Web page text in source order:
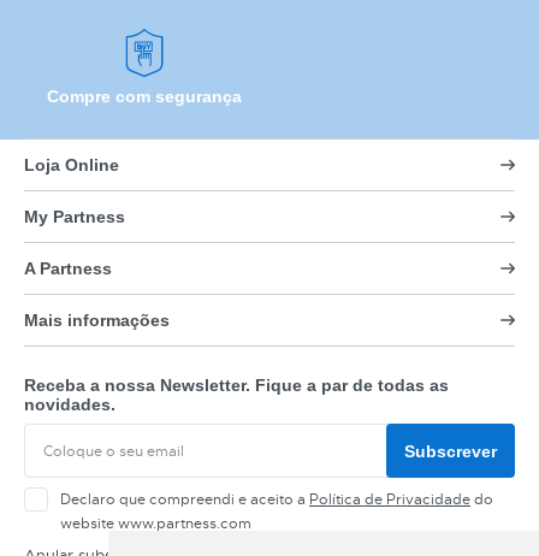
Compre com segurança
Loja Online
My Partness
A Partness
Mais informações
Receba a nossa Newsletter. Fique a par de todas as
novidades.
Subscrever
Declaro que compreendi e aceito a Política de Privacidadedo
website www.partness.com